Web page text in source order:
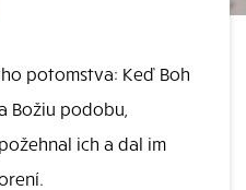
potomstva: Keď Boh
Božiu podobu,
ich a dal im